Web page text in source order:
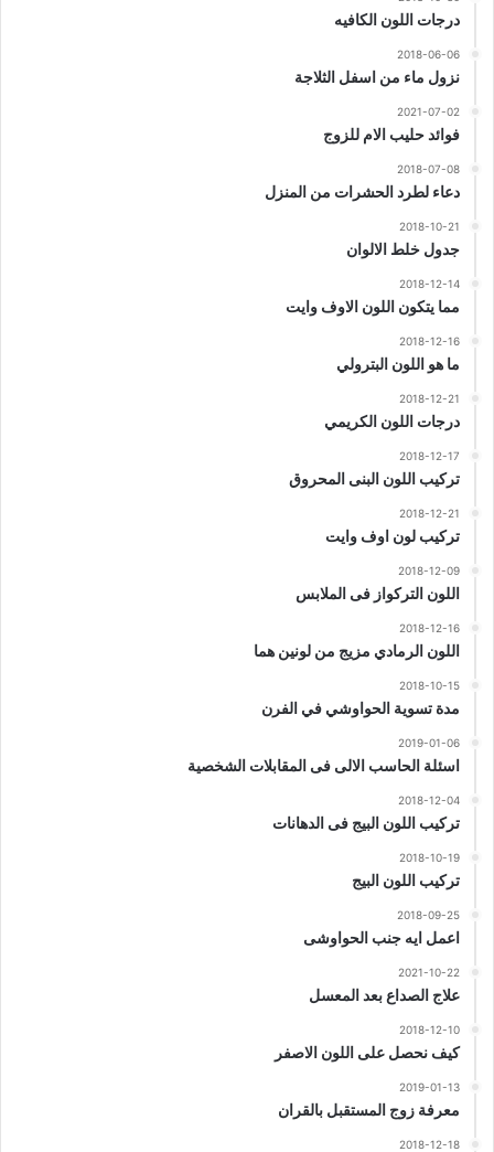
درجات اللون الكافيه
2018-06-06
نزول ماء من اسفل الثلاجة
2021-07-02
فوائد حليب الام للزوج
2018-07-08
دعاء لطرد الحشرات من المنزل
2018-10-21
جدول خلط الالوان
2018-12-14
مما يتكون اللون الاوف وايت
2018-12-16
ما هو اللون البترولي
2018-12-21
درجات اللون الكريمي
2018-12-17
تركيب اللون البنى المحروق
2018-12-21
تركيب لون اوف وايت
2018-12-09
اللون التركواز فى الملابس
2018-12-16
اللون الرمادي مزيج من لونين هما
2018-10-15
مدة تسوية الحواوشي في الفرن
2019-01-06
اسئلة الحاسب الالى فى المقابلات الشخصية
2018-12-04
تركيب اللون البيج فى الدهانات
2018-10-19
تركيب اللون البيج
2018-09-25
اعمل ايه جنب الحواوشى
2021-10-22
علاج الصداع بعد المعسل
2018-12-10
كيف نحصل على اللون الاصفر
2019-01-13
معرفة زوج المستقبل بالقران
2018-12-18